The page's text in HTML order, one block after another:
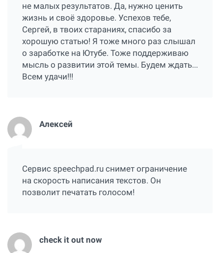
не малых результатов. Да, нужно ценить
жизнь и своё здоровье. Успехов тебе,
Сергей, в твоих стараниях, спасибо за
хорошую статью! Я тоже много раз слышал
о заработке на Ютубе. Тоже поддерживаю
мысль о развитии этой темы. Будем ждать...
Всем удачи!!!
Алексей
Сервис speechpad.ru снимет ограничение
на скорость написания текстов. Он
позволит печатать голосом!
check it out now